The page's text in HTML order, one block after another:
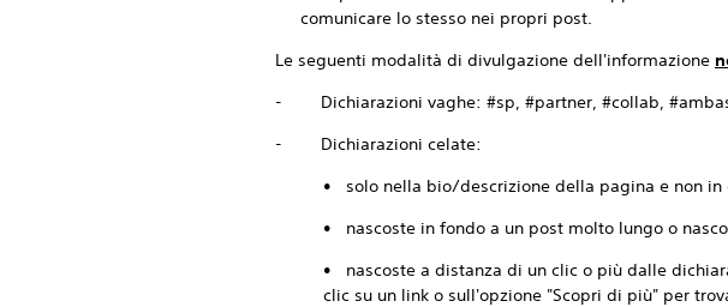
comunicare lo stesso nei propri post.
Le seguenti modalità di divulgazione dell'informazione
- Dichiarazioni vaghe: #sp, #partner, #collab,
- Dichiarazioni celate:
• solo nella bio/descrizione della pagina e non in
• nascoste in fondo a un post molto lungo o
• nascoste a distanza di un clic o più dalle
clic su un link o sull'opzione "Scopri di più" per